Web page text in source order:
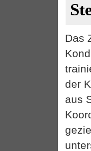
Das
der
aus